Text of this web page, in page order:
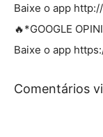
Baixe o app
🔥*GOOGLE
Baixe o app
Comentários